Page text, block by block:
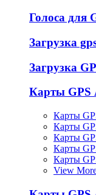
Голоса для
Загрузка
Загрузка
Карты GPS
Карты
Карты
Карты
Карты
Карты
View